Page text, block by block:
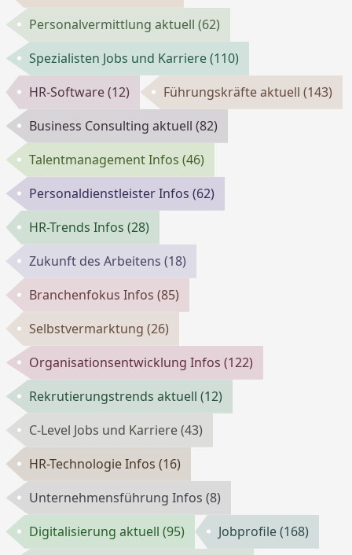
Personalvermittlung aktuell(62)
Spezialisten Jobs und Karriere(110)
HR-Software(12) Führungskräfte aktuell(143)
Business Consulting aktuell(82)
Talentmanagement Infos(46)
Personaldienstleister Infos(62)
HR-Trends Infos(28)
Zukunft des Arbeitens(18)
Branchenfokus Infos(85)
Selbstvermarktung(26)
Organisationsentwicklung Infos(122)
Rekrutierungstrends aktuell(12)
C-Level Jobs und Karriere(43)
HR-Technologie Infos(16)
Unternehmensführung Infos(8)
Digitalisierung aktuell(95) Jobprofile(168)